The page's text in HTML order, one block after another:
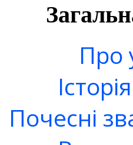
Про
Почесні